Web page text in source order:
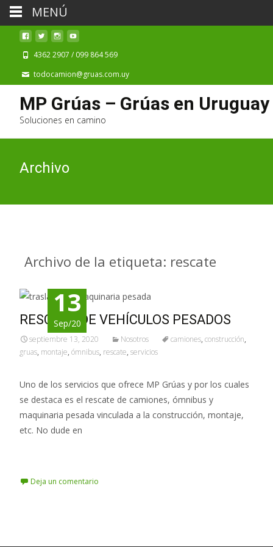
4362 2907 / 099 864 569
todocamion@gruas.com.uy
MP Grúas – Grúas en Uruguay
Soluciones en camino
Archivo
Archivo de la etiqueta: rescate
13
Sep/20
RESCATE DE VEHÍCULOS PESADOS
septiembre 13, 2020 Nosotros camiones, construcción,
gruas, montaje, ómnibus, rescate, servicios
Uno de los servicios que ofrece MP Grúas y por los cuales
se destaca es el rescate de camiones, ómnibus y
maquinaria pesada vinculada a la construcción, montaje,
etc. No dude en
Deja un comentario
MENÚ